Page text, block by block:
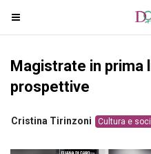
T
o
g
l
n
v
Magistrate in prima
prospettive
Cristina Tirinzoni Cultura e